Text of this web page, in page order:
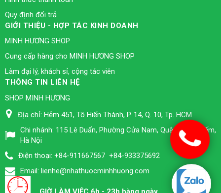
Quy định đổi trả
GIỚI THIỆU - HỢP TÁC KINH DOANH
MINH HƯƠNG SHOP
Cung cấp hàng cho MINH HƯƠNG SHOP
Làm đại lý, khách sỉ, cộng tác viên
THÔNG TIN LIÊN HỆ
SHOP MINH HƯƠNG
Địa chỉ: Hẻm 451, Tô Hiến Thành, P. 14, Q. 10, Tp. HCM
Chi nhánh: 115 Lê Duẩn, Phường Cửa Nam, Quận Hoàn Kiếm,
Hà Nội
Điện thoại: +84-911667567 +84-933375692
Email: lienhe@nhathuocminhhuong.com